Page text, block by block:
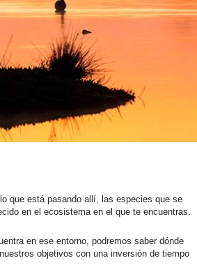
que está pasando allí, las especies que se
en el ecosistema en el que te encuentras.
en ese entorno, podremos saber dónde
objetivos con una inversión de tiempo